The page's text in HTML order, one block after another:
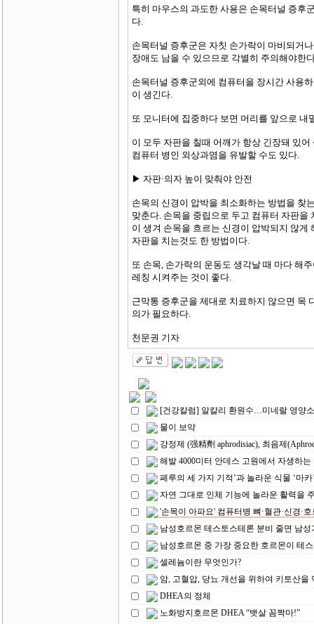
특히 마우스의 과도한 사용은 손목터널 증후
다.
손목터널 증후군은 자칫 손가락이 마비되거
장애도 남을 수 있으므로 각별히 주의해야한
손목터널 증후군외에 컴퓨터을 장시간 사용
이 생긴다.
또 모니터에 집중하다 보면 머리를 앞으로
이 모두 자판을 칠때 어깨가 항상 긴장돼 있
컴퓨터 병인 외상과염을 유발할 수도 있다.
▶ 자판·의자 높이 맞춰야 안전
손목의 신경이 압박을 최소화하는 방법을 찾
맞춘다. 손목을 중립으로 두고 컴퓨터 자판
이 생겨 손목을 흐르는 신경이 압박되지 않
자판을 치는것도 한 방법이다.
또 손목, 손가락의 운동도 생각날 때 마다 해
레칭 시켜주는 것이 좋다.
근막통 증후군을 제대로 치료하지 않으면 목
의가 필요하다.
천문권 기자
[건강칼럼] 알칼리 환원수…미네랄 영양
물이 보약
강정제 (强精劑 aphrodisiac), 최음제
해발 4000미터 안데스 고원에서 자생하는
페루의 세 가지 기적’과 놀라운 식물 ‘마카
자연 그대로 인체 기능에 놀라운 활력을
'손목이 아파요' 컴퓨터병 뼈·혈관·신경·
남성호르몬 테스토스테론 분비 줄면 남성
남성호르몬 중 가장 중요한 호르몬이 테
셀레늄이란 무엇인가?
암, 고혈압, 당뇨 개선을 위하여 키토산을
DHEA의 정체
노화방지호르몬 DHEA “뱃살 꼼짝마!”